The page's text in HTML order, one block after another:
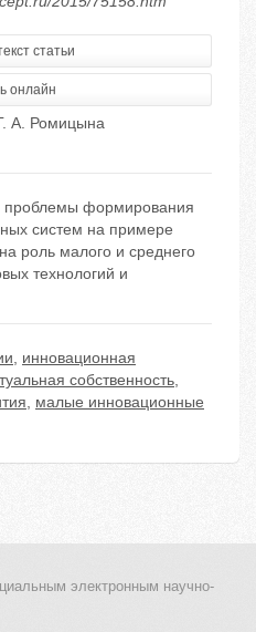
статьи
онлайн
А. Ромицына
проблемы формирования
систем на примере
роль малого и среднего
технологий и
, инновационная
собственность,
, малые инновационные
электронным научно-